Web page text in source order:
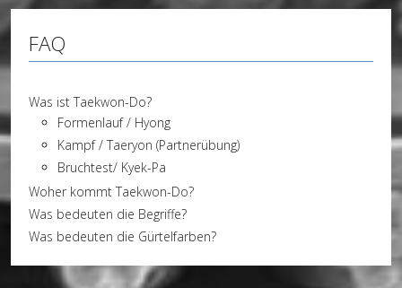
FAQ
Was ist Taekwon-Do?
Formenlauf / Hyong
Kampf / Taeryon (Partnerübung)
Bruchtest/ Kyek-Pa
Woher kommt Taekwon-Do?
Was bedeuten die Begriffe?
Was bedeuten die Gürtelfarben?